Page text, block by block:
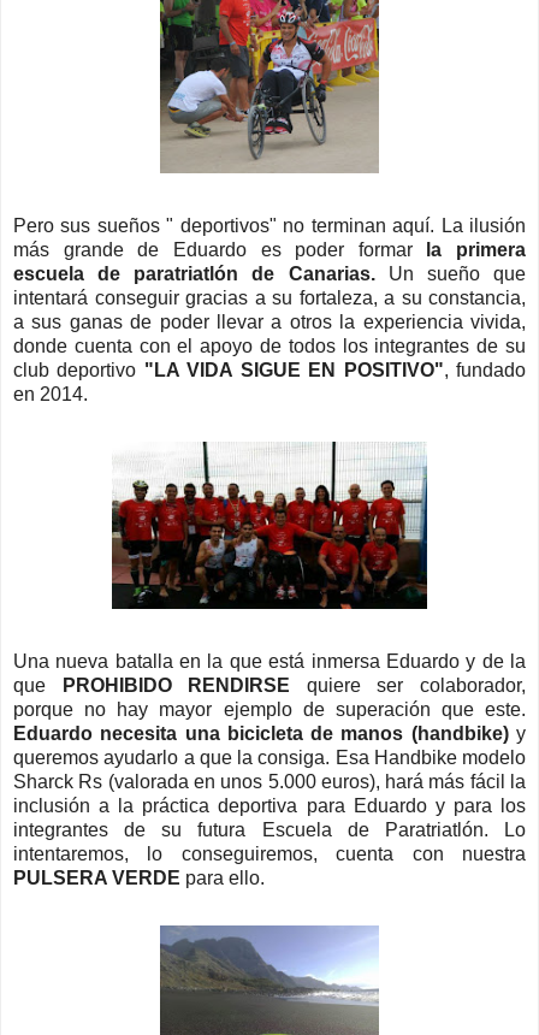
Pero sus sueños " deportivos" no terminan aquí. La ilusión
más grande de Eduardo es poder formar
la primera
escuela de paratriatlón de Canarias.Un sueño que
intentará conseguir gracias a su fortaleza, a su constancia,
a sus ganas de poder llevar a otros la experiencia vivida,
donde cuenta con el apoyo de todos los integrantes de su
club deportivo "LA VIDA SIGUE EN POSITIVO", fundado
en 2014.
Una nueva batalla en la que está inmersa Eduardo y de la
que
PROHIBIDO RENDIRSE quiere ser colaborador,
porque no hay mayor ejemplo de superación que este.
Eduardo necesita una bicicleta de manos (handbike)y
queremos ayudarlo a que la consiga. Esa Handbike modelo
Sharck Rs (valorada en unos 5.000 euros), hará más fácil la
inclusión a la práctica deportiva para Eduardo y para los
integrantes de su futura Escuela de Paratriatlón. Lo
intentaremos, lo conseguiremos, cuenta con nuestra
PULSERA VERDE para ello.